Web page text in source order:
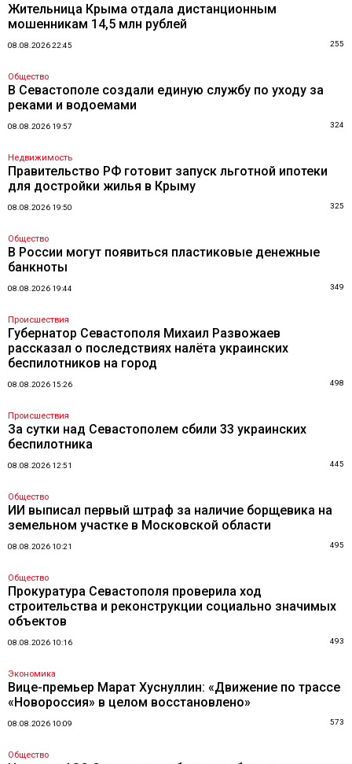
Жительница Крыма отдала дистанционным
мошенникам 14,5 млн рублей
08.08.2026 22:45 255
Общество
В Севастополе создали единую службу по уходу за
реками и водоемами
08.08.2026 19:57 324
Недвижимость
Правительство РФ готовит запуск льготной ипотеки
для достройки жилья в Крыму
08.08.2026 19:50 325
Общество
В России могут появиться пластиковые денежные
банкноты
08.08.2026 19:44 349
Происшествия
Губернатор Севастополя Михаил Развожаев
рассказал о последствиях налёта украинских
беспилотников на город
08.08.2026 15:26 498
Происшествия
За сутки над Севастополем сбили 33 украинских
беспилотника
08.08.2026 12:51 445
Общество
ИИ выписал первый штраф за наличие борщевика на
земельном участке в Московской области
08.08.2026 10:21 495
Общество
Прокуратура Севастополя проверила ход
строительства и реконструкции социально значимых
объектов
08.08.2026 10:16 493
Экономика
Вице-премьер Марат Хуснуллин: «Движение по трассе
«Новороссия» в целом восстановлено»
08.08.2026 10:09 573
Общество